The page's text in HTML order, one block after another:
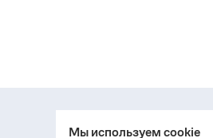
Мы используем cookie